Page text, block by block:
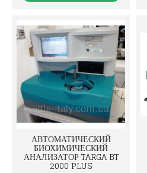
АВТОМАТИЧЕСКИЙ
БИОХИМИЧЕСКИЙ
АНАЛИЗАТОР TARGA BT
2000 PLUS